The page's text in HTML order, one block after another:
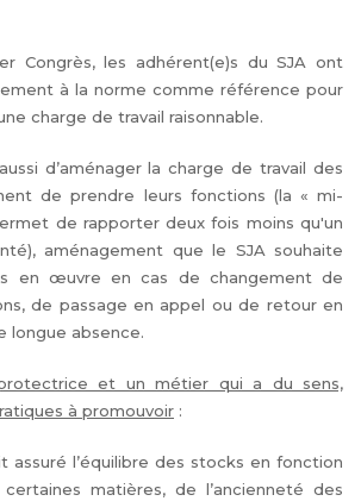
Congrès, les adhérent(e)s du SJA ont
à la norme comme référence pour
charge de travail raisonnable.
d’aménager la charge de travail des
de prendre leurs fonctions (la « mi-
de rapporter deux fois moins qu'un
aménagement que le SJA souhaite
en œuvre en cas de changement de
de passage en appel ou de retour en
longue absence.
et un métier qui a du sens,
à promouvoir :
assuré l’équilibre des stocks en fonction
matières, de l’ancienneté des